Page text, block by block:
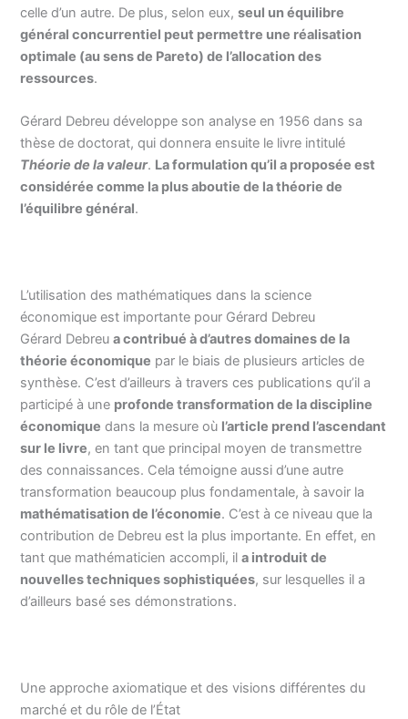
celle d’un autre. De plus, selon eux,seul un équilibre
général concurrentiel peut permettre une réalisation
optimale (au sens de Pareto) de l’allocation des
ressources.
Gérard Debreu développe son analyse en 1956 dans sa
thèse de doctorat, qui donnera ensuite le livre intitulé
Théorie de la valeur. La formulation qu’il a proposée est
considérée comme la plus aboutie de la théorie de
l’équilibre général.
L’utilisation des mathématiques dans la science
économique est importante pour Gérard Debreu
Gérard Debreua contribué à d’autres domaines de la
théorie économique par le biais de plusieurs articles de
synthèse. C’est d’ailleurs à travers ces publications qu’il a
participé à une profonde transformation de la discipline
économique dans la mesure où l’article prend l’ascendant
sur le livre, en tant que principal moyen de transmettre
des connaissances. Cela témoigne aussi d’une autre
transformation beaucoup plus fondamentale, à savoir la
mathématisation de l’économie. C’est à ce niveau que la
contribution de Debreu est la plus importante. En effet, en
tant que mathématicien accompli, ila introduit de
nouvelles techniques sophistiquées, sur lesquelles il a
d’ailleurs basé ses démonstrations.
Une approche axiomatique et des visions différentes du
marché et du rôle de l’État